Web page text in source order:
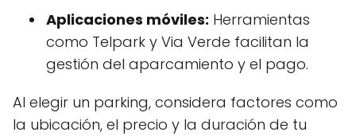
Aplicaciones móviles: Herramientas
como Telpark y Via Verde facilitan la
gestión del aparcamiento y el pago.
Al elegir un parking, considera factores como
la ubicación, el precio y la duración de tu